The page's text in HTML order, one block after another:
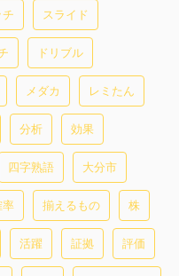
チ スライド
ドリブル
メダカ レミたん
分析 効果
四字熟語 大分市
率 揃えるもの 株
活躍 証拠 評価